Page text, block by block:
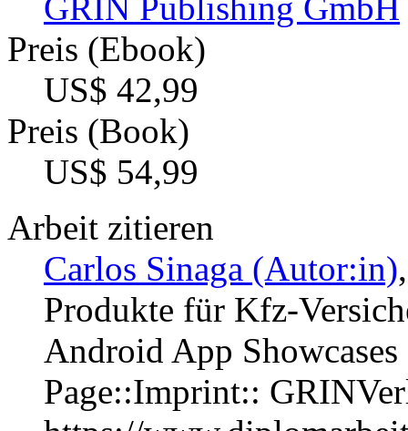
Preis (Ebook)
US$ 42,99
Preis (Book)
US$ 54,99
Arbeit zitieren
Carlos Sinaga (Autor:in)
Produkte für Kfz-
Android App
Page::Imprint::